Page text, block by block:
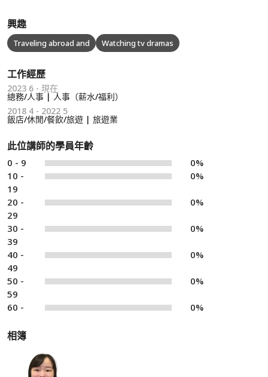
興趣
Traveling abroad and Watching tv dramas
工作經歷
2023 6 - 現在
總務/人事 | 人事（薪水/福利）
2018 4 - 2022 5
飯店/休閒/餐飲/旅遊 | 旅遊業
此位講師的學員年齡
0 - 9
0%
10 -
19
0%
20 -
29
0%
30 -
39
0%
40 -
49
0%
50 -
59
0%
60 - 0%
相簿